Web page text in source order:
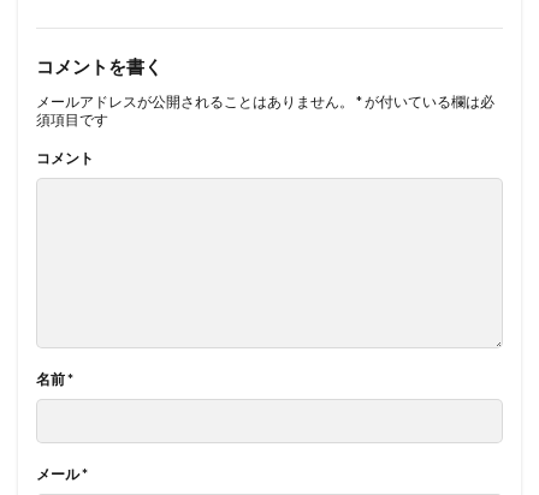
コメントを書く
メールアドレスが公開されることはありません。 *が付いている欄は必
須項目です
コメント
名前*
メール*